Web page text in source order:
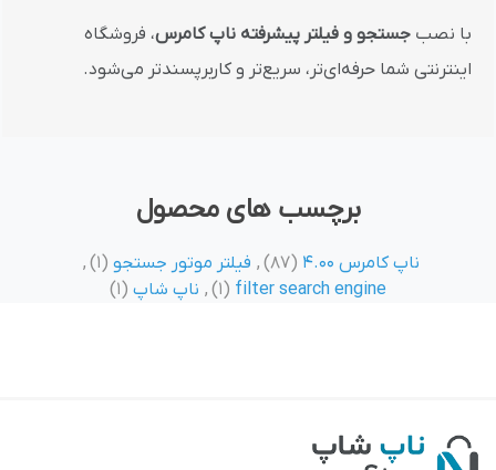
با نصب جستجو و فیلتر پیشرفته ناپ کامرس، فروشگاه
اینترنتی شما حرفه‌ای‌تر، سریع‌تر و کاربرپسندتر می‌شود.
برچسب های محصول
ناپ کامرس 4.00 (87)
, فیلتر موتور جستجو (1)
,
filter search engine
(1)
, ناپ شاپ (1)